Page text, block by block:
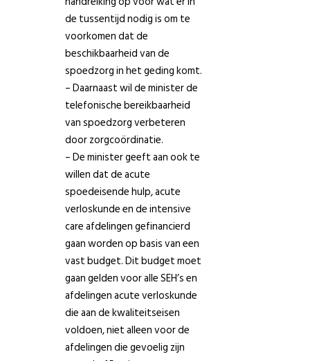
de tussentijd nodig is om te
voorkomen dat de
beschikbaarheid van de
spoedzorg in het geding komt.
– Daarnaast wil de minister de
telefonische bereikbaarheid
van spoedzorg verbeteren
door zorgcoördinatie.
– De minister geeft aan ook te
willen dat de acute
spoedeisende hulp, acute
verloskunde en de intensive
care afdelingen gefinancierd
gaan worden op basis van een
vast budget. Dit budget moet
gaan gelden voor alle SEH’s en
afdelingen acute verloskunde
die aan de kwaliteitseisen
voldoen, niet alleen voor de
afdelingen die gevoelig zijn